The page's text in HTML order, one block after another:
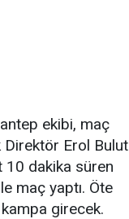
ekibi, maç
Direktör Erol Bulut
10 dakika süren
maç yaptı. Öte
girecek.